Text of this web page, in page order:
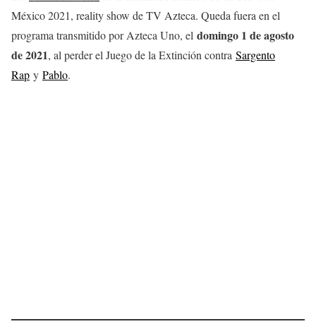
México 2021, reality show de TV Azteca. Queda fuera en el
programa transmitido por Azteca Uno, el domingo 1 de agosto
de 2021, al perder el Juego de la Extinción contra Sargento
Rap y Pablo.